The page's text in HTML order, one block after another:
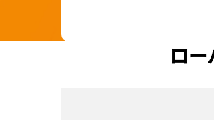
ロ